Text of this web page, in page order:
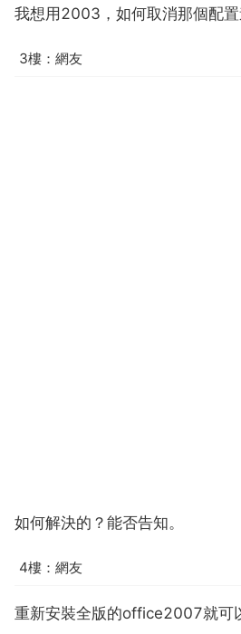
我想用2003，如何取消那個配置
3樓：網友
如何解決的？能否告知。
4樓：網友
重新安裝全版的office2007就可